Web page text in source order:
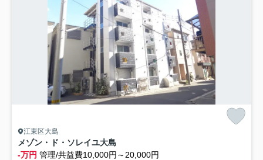
江東区大島
メゾン・ド・ソレイユ大島
-万円 管理/共益費10,000円～20,000円